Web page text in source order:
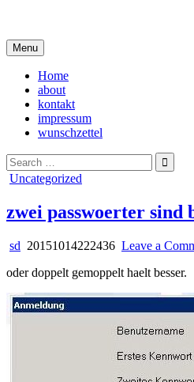
content
Menu
Home
about
kontakt
impressum
wunschzettel
Search
for:
Posted
Uncategorized
zwei passwoerter sind
sd 20151014222436 Leave a
oder doppelt gemoppelt haelt besser.